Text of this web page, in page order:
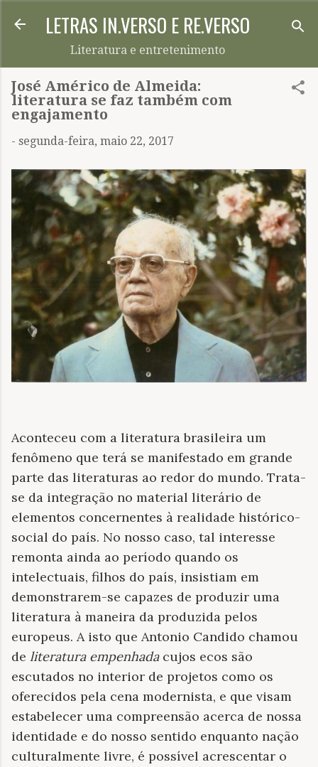
Pular para o conteúdo principal
LETRAS IN.VERSO E RE.VERSO
Literatura e entretenimento
José Américo de Almeida:
literatura se faz também com
engajamento
- segunda-feira, maio 22, 2017
Aconteceu com a literatura brasileira um
fenômeno que terá se manifestado em grande
parte das literaturas ao redor do mundo. Trata-
se da integração no material literário de
elementos concernentes à realidade histórico-
social do país. No nosso caso, tal interesse
remonta ainda ao período quando os
intelectuais, filhos do país, insistiam em
demonstrarem-se capazes de produzir uma
literatura à maneira da produzida pelos
europeus. A isto que Antonio Candido chamou
de literatura empenhadacujos ecos são
escutados no interior de projetos como os
oferecidos pela cena modernista, e que visam
estabelecer uma compreensão acerca de nossa
identidade e do nosso sentido enquanto nação
culturalmente livre, é possível acrescentar o